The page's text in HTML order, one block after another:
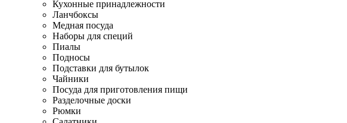
Кухонные принадлежности
Ланчбоксы
Медная посуда
Наборы для специй
Пиалы
Подносы
Подставки для бутылок
Чайники
Посуда для приготовления пищи
Разделочные доски
Рюмки